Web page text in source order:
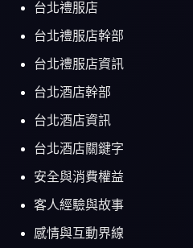
台北禮服店
台北禮服店幹部
台北禮服店資訊
台北酒店幹部
台北酒店資訊
台北酒店關鍵字
安全與消費權益
客人經驗與故事
感情與互動界線